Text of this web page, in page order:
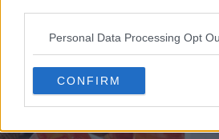
Personal Data Processing Opt
CONFIRM